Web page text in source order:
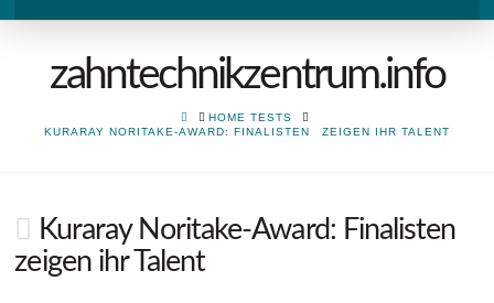
zahntechnikzentrum.info
HOMEHOME TESTS
KURARAY NORITAKE-AWARD: FINALISTEN ZEIGEN IHR TALENT
Kuraray Noritake-Award: Finalisten
zeigen ihr Talent